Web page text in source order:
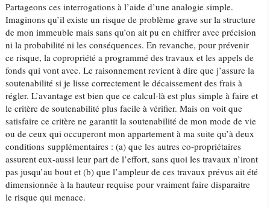
Partageons ces interrogations à l’aide d’une analogie simple.
Imaginons qu’il existe un risque de problème grave sur la structure
de mon immeuble mais sans qu’on ait pu en chiffrer avec précision
ni la probabilité ni les conséquences. En revanche, pour prévenir
ce risque, la copropriété a programmé des travaux et les appels de
fonds qui vont avec. Le raisonnement revient à dire que j’assure la
soutenabilité si je lisse correctement le décaissement des frais à
régler. L’avantage est bien que ce calcul-là est plus simple à faire et
le critère de soutenabilité plus facile à vérifier. Mais on voit que
satisfaire ce critère ne garantit la soutenabilité de mon mode de vie
ou de ceux qui occuperont mon appartement à ma suite qu’à deux
conditions supplémentaires : (a) que les autres co-propriétaires
assurent eux-aussi leur part de l’effort, sans quoi les travaux n’iront
pas jusqu’au bout et (b) que l’ampleur de ces travaux prévus ait été
dimensionnée à la hauteur requise pour vraiment faire disparaitre
le risque qui menace.